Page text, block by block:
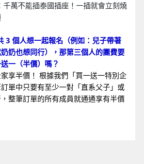
千萬不能插泰國插座！一插就會立刻燒
3 個人想一起報名（例如：兒子帶著
奶也想同行），那第三個人的團費要
一（半價）嗎？
享半價！ 根據我們「買一送一特別企
單中只要有至少一對「直系父子」或
，整筆訂單的所有成員就通通享有半價